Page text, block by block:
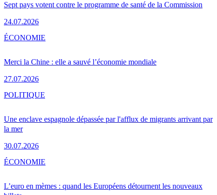
Sept pays votent contre le programme de santé de la Commission
24.07.2026
Merci la Chine : elle a sauvé l’économie mondiale
27.07.2026
ÉCONOMIE
Une enclave espagnole dépassée par l'afflux de migrants arrivant par
la mer
30.07.2026
POLITIQUE
L’euro en mèmes : quand les Européens détournent les nouveaux
ÉCONOMIE